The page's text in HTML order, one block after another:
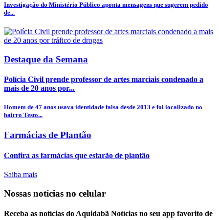
Investigação do Ministério Público aponta mensagens que sugerem pedido
de...
Destaque da Semana
Polícia Civil prende professor de artes marciais condenado a
mais de 20 anos por...
Homem de 47 anos usava identidade falsa desde 2013 e foi localizado no
bairro Testo...
Farmácias de Plantão
Confira as farmácias que estarão de plantão
Saiba mais
Nossas notícias no celular
Receba as notícias do Aquidabã Notícias no seu app favorito de